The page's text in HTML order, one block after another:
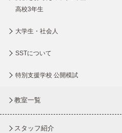
高校3年生
大学生・社会人
SSTについて
特別支援学校 公開模試
教室一覧
スタッフ紹介